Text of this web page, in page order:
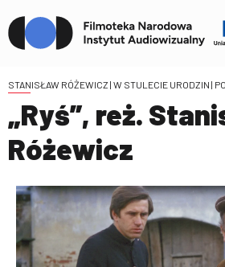
STANISŁAW RÓŻEWICZ | W STULECIE URODZIN |
„Ryś”, reż.
Różewicz